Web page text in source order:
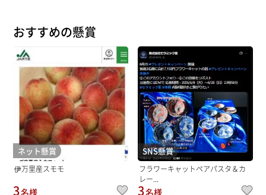
おすすめの懸賞
ネット懸賞
伊万里産スモモ
3名様
SNS懸賞
フラワーキャットペアパスタ＆カ
レー...
3名様